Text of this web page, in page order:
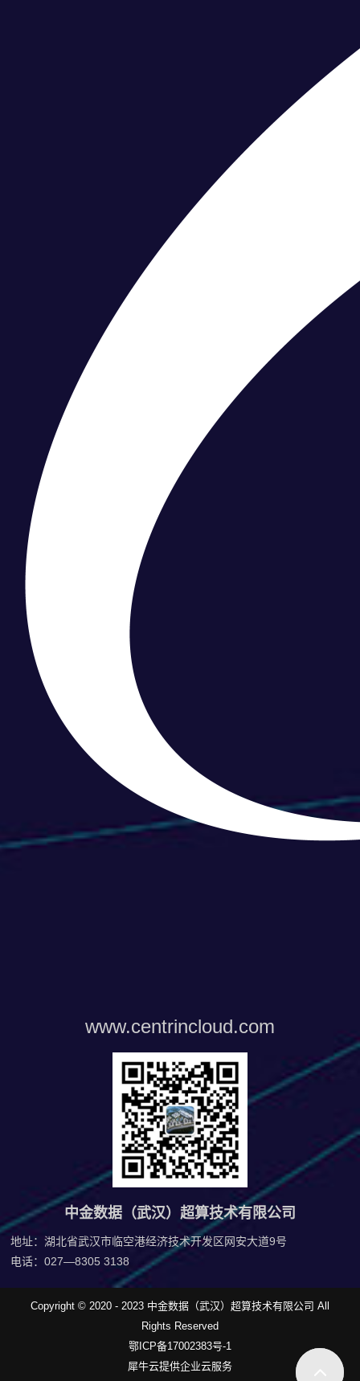
www.centrincloud.com
中金数据（武汉）超算技术有限公司
地址：湖北省武汉市临空港经济技术开发区网安大道9号
电话：027—8305 3138
Copyright © 2020 - 2023 中金数据（武汉）超算技术有限公司 All
Rights Reserved
鄂ICP备17002383号-1
犀牛云提供企业云服务